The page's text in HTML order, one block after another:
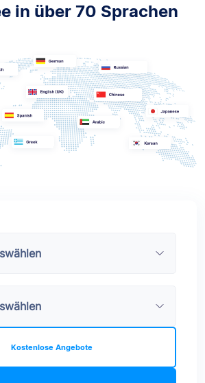
in über 70 Sprachen
Kostenlose Angebote